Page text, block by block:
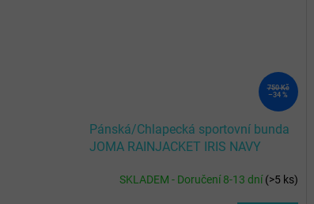
750 Kč
–34 %
Pánská/Chlapecká sportovní bunda
JOMA RAINJACKET IRIS NAVY
SKLADEM - Doručení 8-13 dní(>5 ks)